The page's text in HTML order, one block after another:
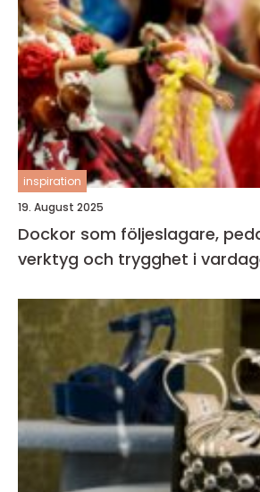
inspiration
19. August 2025
Dockor som följeslagare,
verktyg och trygghet i